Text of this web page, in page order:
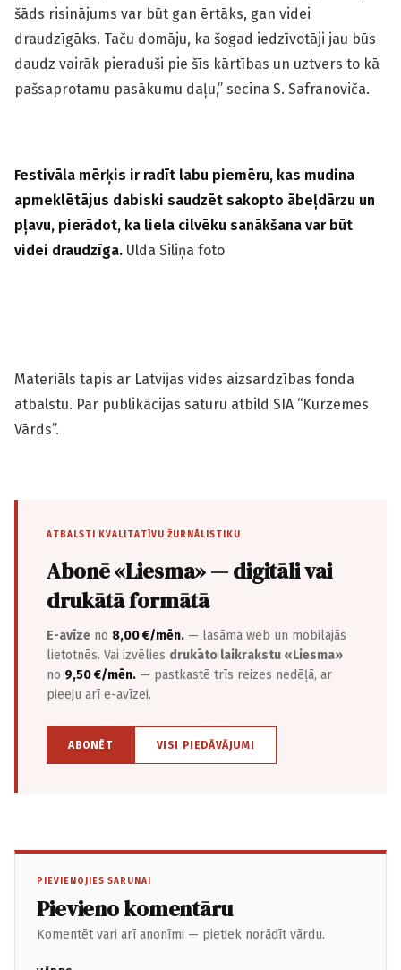
šāds risinājums var būt gan ērtāks, gan videi
draudzīgāks. Taču domāju, ka šogad iedzīvotāji jau būs
daudz vairāk pieraduši pie šīs kārtības un uztvers to kā
pašsaprotamu pasākumu daļu,” secina S. Safranoviča.
Festivāla mērķis ir radīt labu piemēru, kas mudina
apmeklētājus dabiski saudzēt sakopto ābeļdārzu un
pļavu, pierādot, ka liela cilvēku sanākšana var būt
videi draudzīga. Ulda Siliņa foto
Materiāls tapis ar Latvijas vides aizsardzības fonda
atbalstu. Par publikācijas saturu atbild SIA “Kurzemes
Vārds”.
ATBALSTI KVALITATĪVU ŽURNĀLISTIKU
Abonē «Liesma» — digitāli vai
drukātā formātā
E-avīze no 8,00 €/mēn. — lasāma web un mobilajās
lietotnēs. Vai izvēlies drukāto laikrakstu «Liesma»
no 9,50 €/mēn. — pastkastē trīs reizes nedēļā, ar
pieeju arī e-avīzei.
ABONĒT VISI PIEDĀVĀJUMI
PIEVIENOJIES SARUNAI
Pievieno komentāru
Komentēt vari arī anonīmi — pietiek norādīt vārdu.